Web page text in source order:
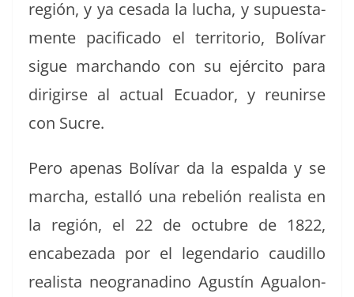
región, y ya cesa­da la lucha, y supues­ta­
mente paci­fi­ca­do el ter­ri­to­rio, Bolí­var
sigue marchan­do con su ejérci­to para
diri­girse al actu­al Ecuador, y reunirse
con Sucre.
Pero ape­nas Bolí­var da la espal­da y se
mar­cha, estal­ló una rebe­lión real­ista en
la región, el 22 de octubre de 1822,
encabeza­da por el leg­en­dario caudil­lo
real­ista neogranadi­no Agustín Agua­lon­